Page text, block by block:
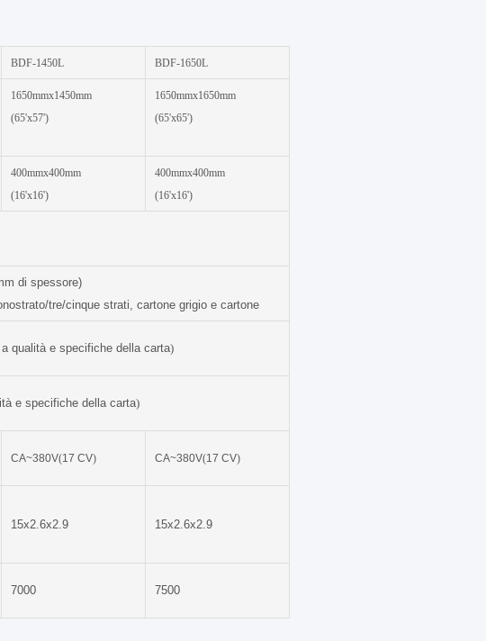
BDF-1450L BDF-1650L
1650mmx1450mm
(65'x57')
1650mmx1650mm
(65'x65')
400mmx400mm
(16'x16')
400mmx400mm
(16'x16')
di spessore)
tre/cinque strati, cartone grigio e cartone
qualità e specifiche della carta)
e specifiche della carta)
CA~380V(17 CV) CA~380V(17 CV)
15x2.6x2.9 15x2.6x2.9
7000 7500